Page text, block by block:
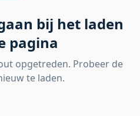
bij het laden
pagina
opgetreden. Probeer de
te laden.